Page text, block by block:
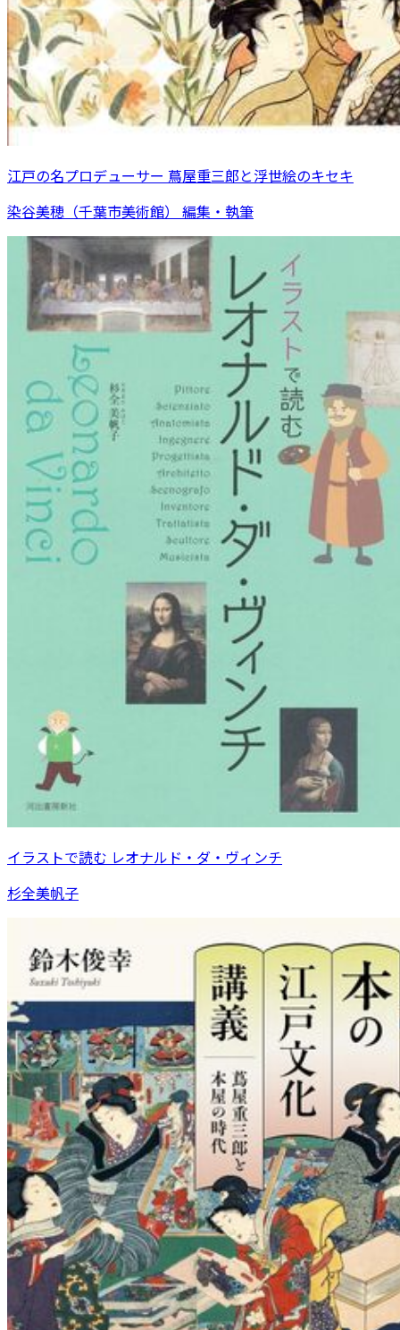
江戸の名プロデューサー 蔦屋重三郎と浮世絵のキセキ
染谷美穂（千葉市美術館） 編集・執筆
イラストで読む レオナルド・ダ・ヴィンチ
杉全美帆子